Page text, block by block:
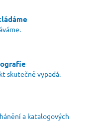
skutečně vypadá.
a katalogových